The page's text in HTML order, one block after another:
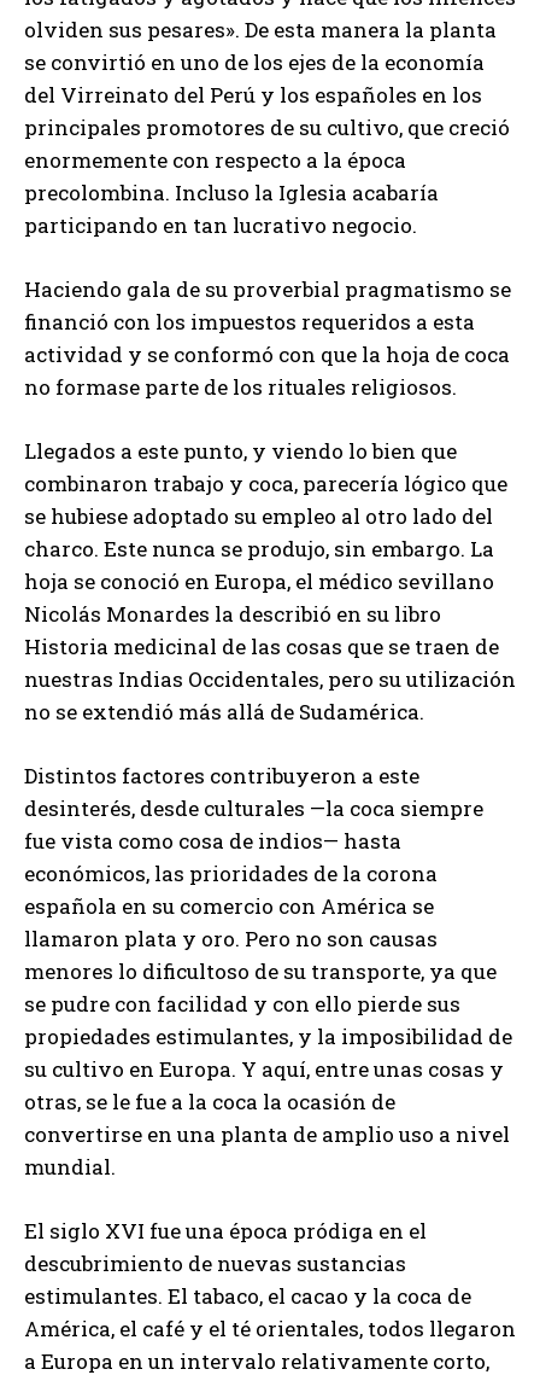
olviden sus pesares». De esta manera la planta
se convirtió en uno de los ejes de la economía
del Virreinato del Perú y los españoles en los
principales promotores de su cultivo, que creció
enormemente con respecto a la época
precolombina. Incluso la Iglesia acabaría
participando en tan lucrativo negocio.
Haciendo gala de su proverbial pragmatismo se
financió con los impuestos requeridos a esta
actividad y se conformó con que la hoja de coca
no formase parte de los rituales religiosos.
Llegados a este punto, y viendo lo bien que
combinaron trabajo y coca, parecería lógico que
se hubiese adoptado su empleo al otro lado del
charco. Este nunca se produjo, sin embargo. La
hoja se conoció en Europa, el médico sevillano
Nicolás Monardes la describió en su libro
Historia medicinal de las cosas que se traen de
nuestras Indias Occidentales, pero su utilización
no se extendió más allá de Sudamérica.
Distintos factores contribuyeron a este
desinterés, desde culturales —la coca siempre
fue vista como cosa de indios— hasta
económicos, las prioridades de la corona
española en su comercio con América se
llamaron plata y oro. Pero no son causas
menores lo dificultoso de su transporte, ya que
se pudre con facilidad y con ello pierde sus
propiedades estimulantes, y la imposibilidad de
su cultivo en Europa. Y aquí, entre unas cosas y
otras, se le fue a la coca la ocasión de
convertirse en una planta de amplio uso a nivel
mundial.
El siglo XVI fue una época pródiga en el
descubrimiento de nuevas sustancias
estimulantes. El tabaco, el cacao y la coca de
América, el café y el té orientales, todos llegaron
a Europa en un intervalo relativamente corto,